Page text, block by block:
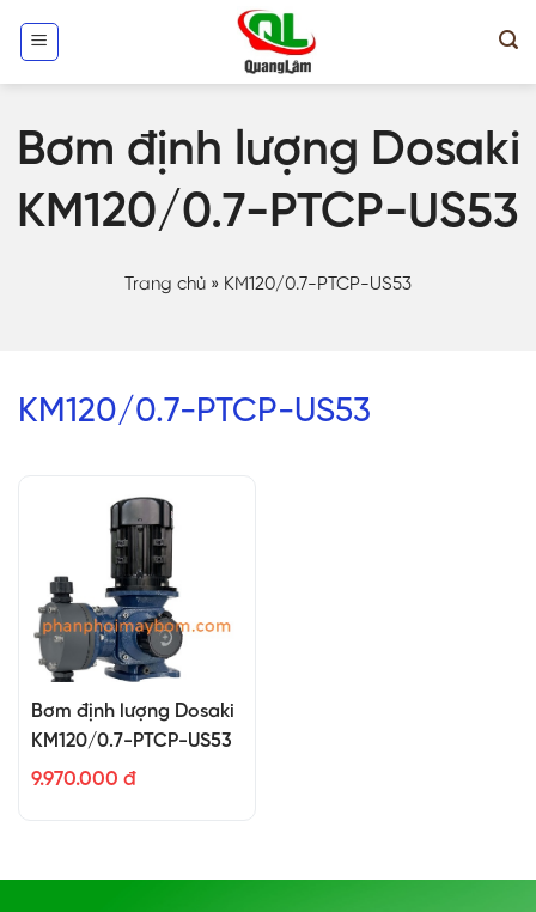
Bơm định lượng Dosaki
KM120/0.7-PTCP-US53
Trang chủ » KM120/0.7-PTCP-US53
KM120/0.7-PTCP-US53
Bơm định lượng Dosaki
KM120/0.7-PTCP-US53
9.970.000 đ